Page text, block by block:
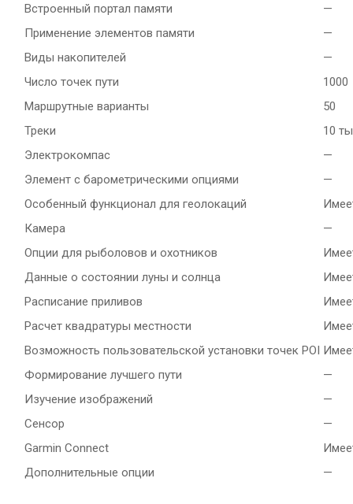
Встроенный портал памяти
—
Применение элементов памяти
—
Виды накопителей
—
Число точек пути
1000
Маршрутные варианты
50
Треки
10
Электрокомпас
—
Элемент с барометрическими опциями
—
Особенный функционал для геолокаций
Камера
—
Опции для рыболовов и охотников
Данные о состоянии луны и солнца
Расписание приливов
Расчет квадратуры местности
Возможность пользовательской установки точек POI
Формирование лучшего пути
—
Изучение изображений
—
Сенсор
—
Garmin Connect
Дополнительные опции
—